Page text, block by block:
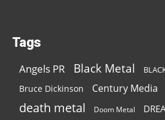
Tags
Angels PR Black Metal
Bruce Dickinson Century Media
death metal Doom Metal